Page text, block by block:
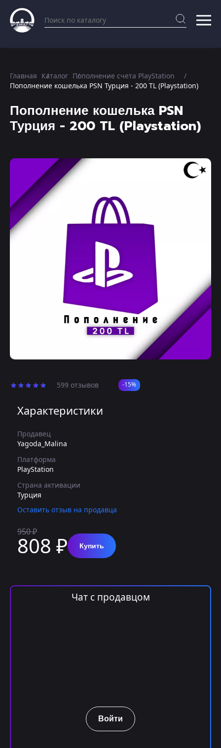
Главная Каталог Пополнение счета PlayStation
Пополнение кошелька PSN Турция - 200 TL (Playstation)
Пополнение кошелька PSN
Турция - 200 TL (Playstation)
599 отзывов -15%
Характеристики
Продавец
Yagoda_Malina
Платформа
PlayStation
Страна активации
Турция
Оставить отзыв на продавца
950 ₽
808 ₽ Купить
Чат с продавцом
Войти